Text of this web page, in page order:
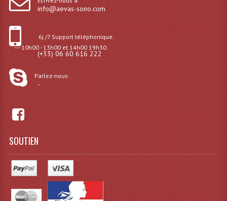
Ampoules - Tubes Lumière Noire Black Gun
info@aevas-sono.com
6j /7 Support téléphonique:
--- 10h00 - 13h00 et 14h00 19h30.
(+33) 06 60 616 222
Parlez-nous:
-
SOUTIEN